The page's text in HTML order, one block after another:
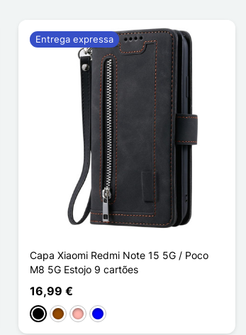
Capa Xiaomi Redmi Note 15 5G / Poco
M8 5G Estojo 9 cartões
16,99 €
PretoCastanho
Ouro rosa
Azul
Entrega expressa